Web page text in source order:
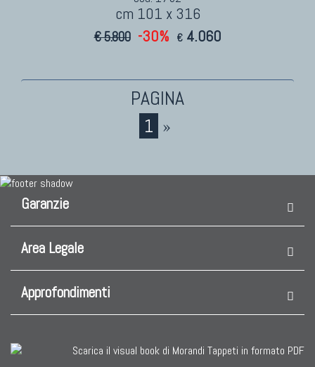
cm 101 x 316
€ 5.800 -30% € 4.060
1 »
Garanzie
Area Legale
Approfondimenti